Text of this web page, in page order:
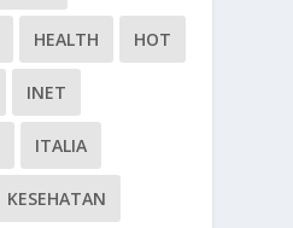
HEALTH HOT
INET
ITALIA
KESEHATAN